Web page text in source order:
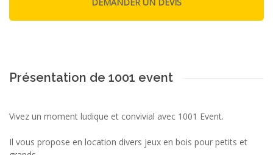
Présentation de 1001 event
Vivez un moment ludique et convivial avec 1001 Event.
Il vous propose en location divers jeux en bois pour petits et